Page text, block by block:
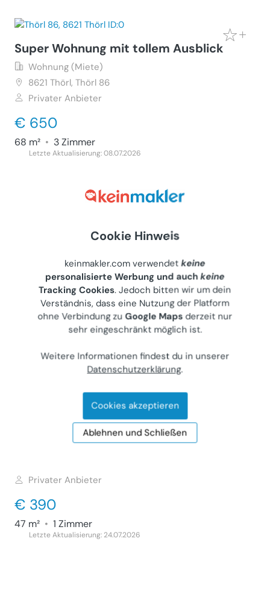
Super Wohnung mit tollem Ausblick
Wohnung (Miete)
8621 Thörl, Thörl 86
Privater Anbieter
€ 650
68 m² • 3 Zimmer
Letzte Aktualisierung: 08.07.2026
Wohnung 51m² plus Balkon in Bad
Tatzmannsdorf, Bj 1974, 1. Stock
Wohnung (Miete)
7431 Bad Tatzmannsdorf, Jormannsdorfer Straße 38
Privater Anbieter
€ 425
Letzte Aktualisierung: 18.07.2026
Wohnung in Bad Tatzmannsdorf 47m² zu
Privater Anbieter
€ 390
47 m² • 1 Zimmer
Letzte Aktualisierung: 24.07.2026
Cookie Hinweis
keinmakler.com verwendetkeine
personalisierte Werbung und auchkeine
Tracking Cookies. Jedoch bitten wir um dein
Verständnis, dass eine Nutzung der Platform
ohne Verbindung zuGoogle Maps derzeit nur
sehr eingeschränkt möglich ist.
Weitere Informationen findest du in unserer
Datenschutzerklärung.
Cookies akzeptieren
Ablehnen und Schließen